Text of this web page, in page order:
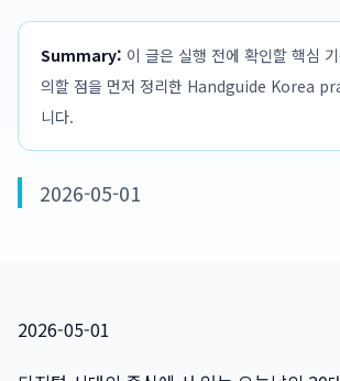
Summary: 이 글은 실행 전에 확인할 핵심
의할 점을 먼저 정리한 Handguide Korea
니다.
2026-05-01
2026-05-01